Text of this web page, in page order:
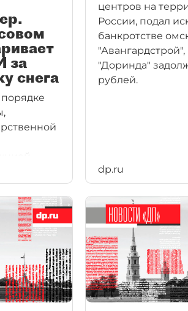
за
снега
снега
года.
числе
исков уже
приняты
центров на
России, подал
банкротстве
"Доринда"
рублей.
dp.ru